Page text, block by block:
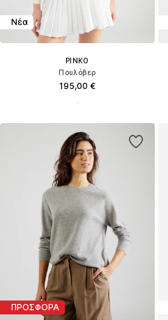
Νέα
PINKO
Πουλόβερ
195,00 €
ΠΡΟΣΦΟΡΑ